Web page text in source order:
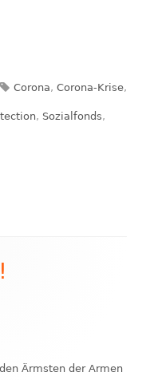
Schlagwörter
Corona, Corona-Krise,
, Sozialfonds,
Ärmsten der Armen